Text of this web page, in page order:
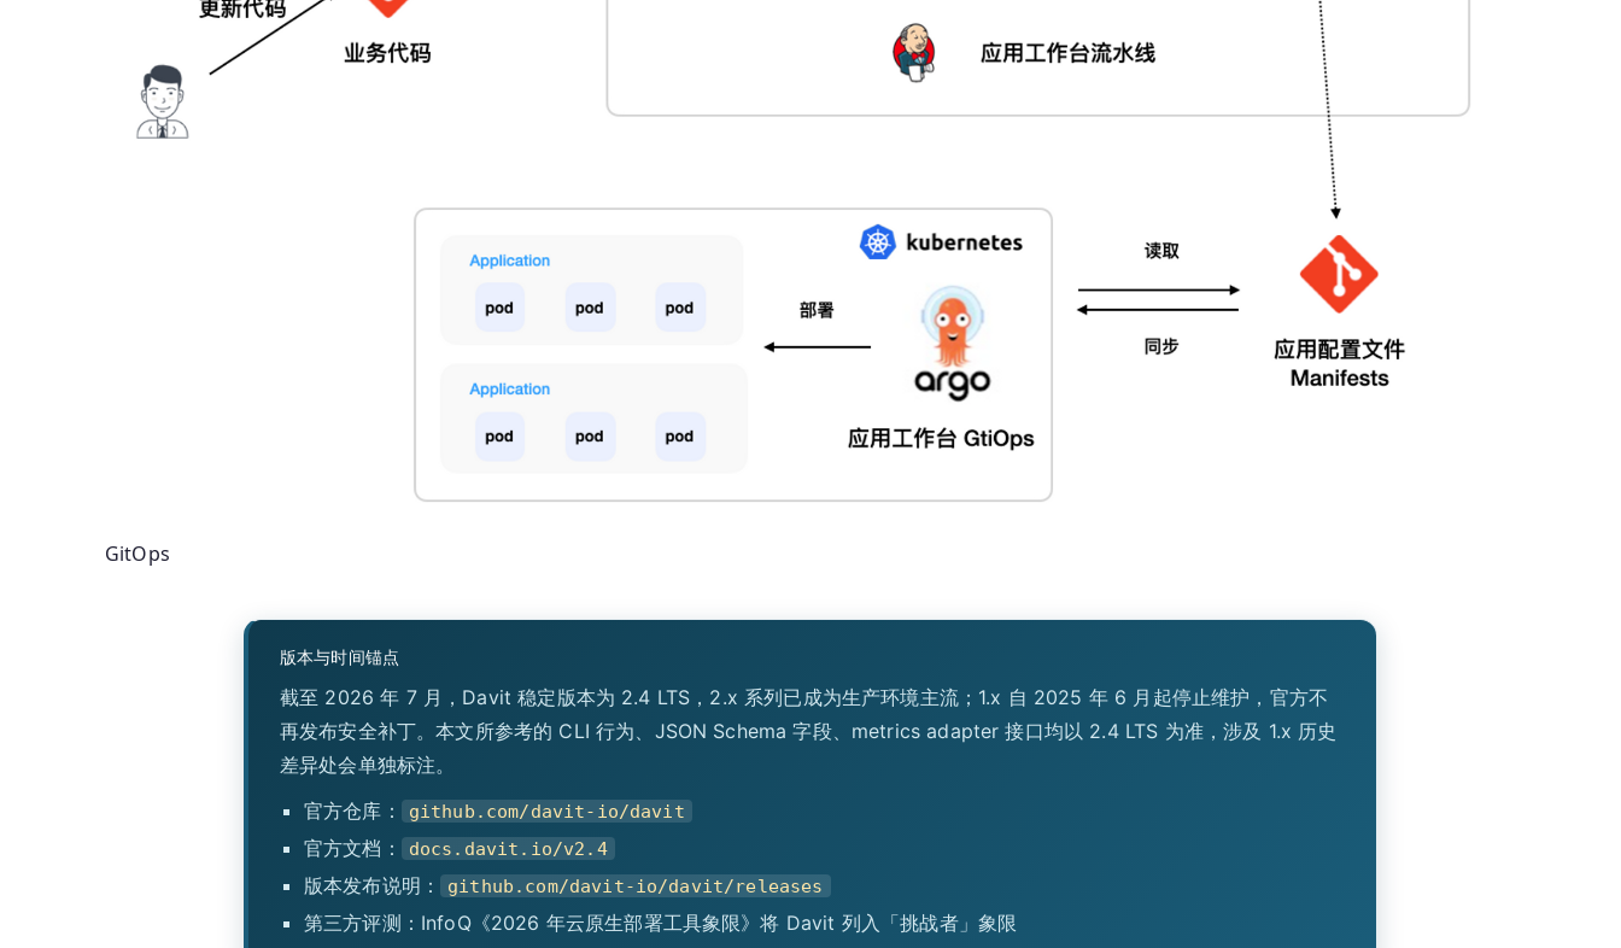
地
整
（2026
GitOps
版本与时间锚点
截至 2026 年 7 月，Davit 稳定版本为 2.4 LTS，2.x 系列已成为生产环境主流；1.x 自 2025 年 6 月起停止维护，官方不
再发布安全补丁。本文所参考的 CLI 行为、JSON Schema 字段、metrics adapter 接口均以 2.4 LTS 为准，涉及 1.x 历史
差异处会单独标注。
官方仓库：
github.com/davit-io/davit
官方文档： docs.davit.io/v2.4
版本发布说明： github.com/davit-io/davit/releases
第三方评测：InfoQ《2026 年云原生部署工具象限》将 Davit 列入「挑战者」象限